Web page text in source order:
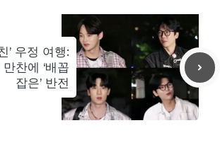
’ 우정 여행:
찬에 ‘배꼽
잡은’ 반전